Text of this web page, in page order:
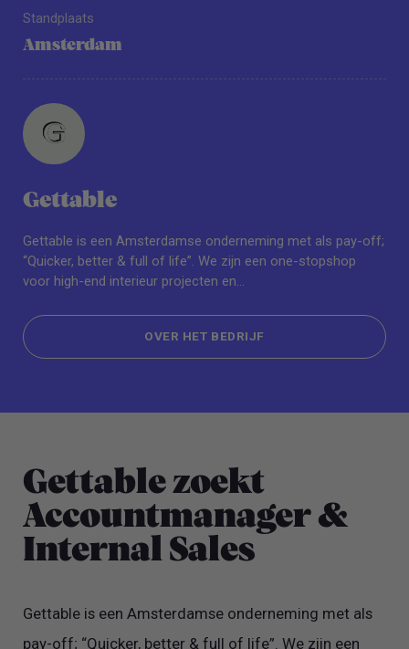
Standplaats
Amsterdam
Gettable
Gettable is een Amsterdamse onderneming met als pay-off;
“Quicker, better & full of life”. We zijn een one-stopshop
voor high-end interieur projecten en
commerciële als residentiële interieur projecten. We zijn
vanuit ons kantoor in Amsterdam betrokken bij vastgoed en
projectontwikkelingen over heel de wereld.
OVER HET BEDRIJF
Gettable zoekt
Accountmanager &
Internal Sales
Gettable is een Amsterdamse onderneming met als
pay-off; “Quicker, better & full of life”. We zijn een